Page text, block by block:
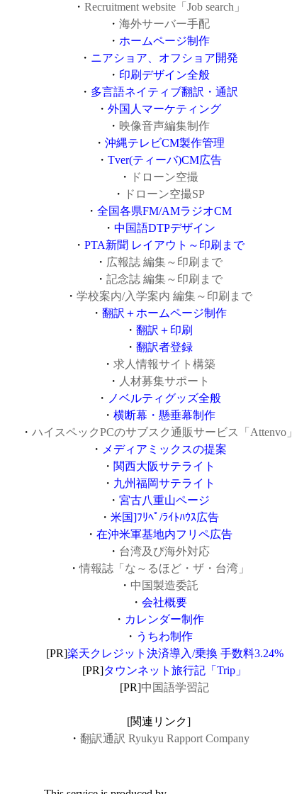
・ Recruitment website「Job search」
・ 海外サーバー手配
・ ホームページ制作
・ ニアショア、オフショア開発
・ 印刷デザイン全般
・ 多言語ネイティブ翻訳・通訳
・ 外国人マーケティング
・ 映像音声編集制作
・ 沖縄テレビCM製作管理
・ Tver(ティーバ)CM広告
・
ドローン空撮
・
ドローン空撮SP
・ 全国各県FM/AMラジオCM
・ 中国語DTPデザイン
・ PTA新聞 レイアウト～印刷まで
・ 広報誌 編集～印刷まで
・ 記念誌 編集～印刷まで
・ 学校案内/入学案内 編集～印刷まで
・ 翻訳＋ホームページ制作
・ 翻訳＋印刷
・ 翻訳者登録
・ 求人情報サイト構築
・ 人材募集サポート
・ ノベルティグッズ全般
・ 横断幕・懸垂幕制作
・ ハイスペックPCのサブスク通販サービス「Attenvo」
・ メディアミックスの提案
・ 関西大阪サテライト
・ 九州福岡サテライト
・ 宮古八重山ページ
・ 米国]ﾌﾘﾍﾟ/ﾗｲﾄﾊｳｽ広告
・ 在沖米軍基地内フリペ広告
・ 台湾及び海外対応
・情報誌「な～るほど・ザ・台湾」
・ 中国製造委託
・ 会社概要
・ カレンダー制作
・ うちわ制作
[PR]楽天クレジット決済導入/乗換 手数料3.24%
[PR]タウンネット旅行記「Trip」
[PR]中国語学習記
[関連リンク]
・ 翻訳通訳 Ryukyu Rapport Company